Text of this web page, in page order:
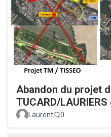
Abandon du projet
TUCARD/LAURIERS
Laurent 0